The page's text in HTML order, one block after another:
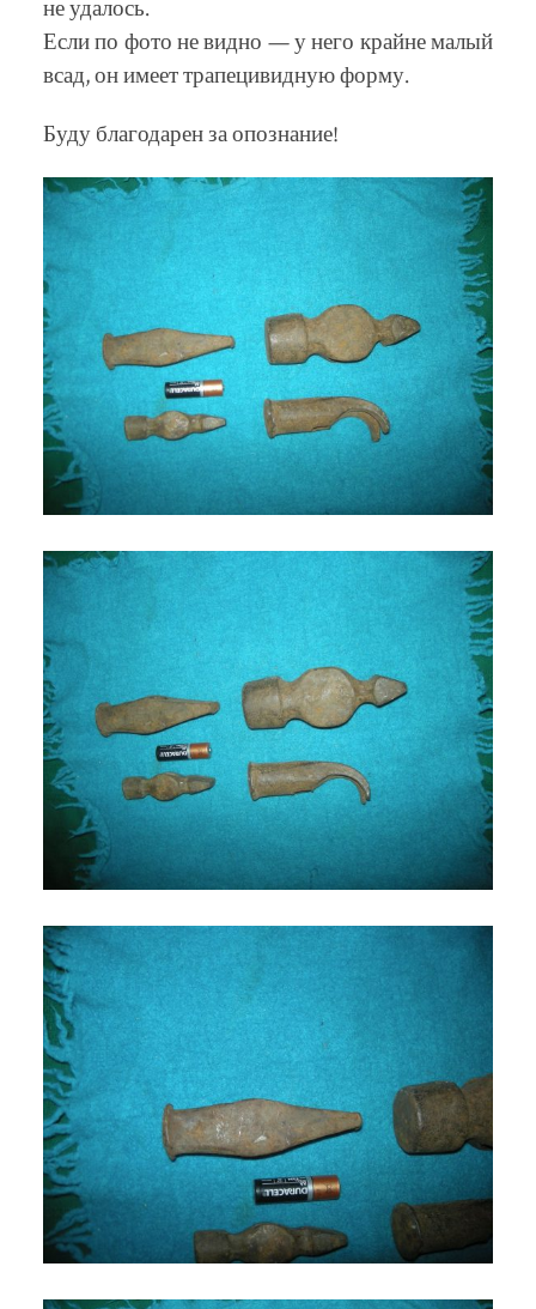
не удалось.
Если по фото не видно — у него крайне малый
всад, он имеет трапецивидную форму.
Буду благодарен за опознание!